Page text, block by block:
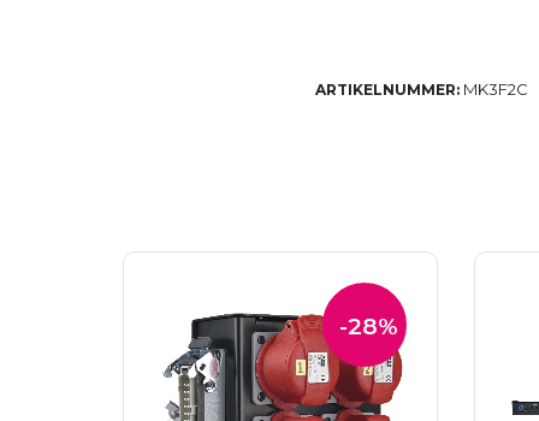
ARTIKELNUMMER: MK3F2C
-28%